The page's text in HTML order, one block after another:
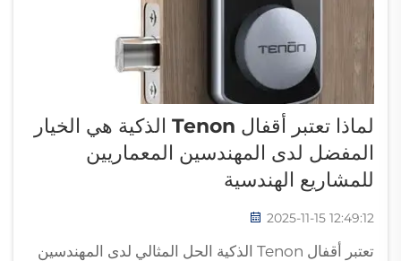
لماذا تعتبر أقفال Tenon الذكية هي الخيار
المفضل لدى المهندسين المعماريين
للمشاريع الهندسية
2025-11-15 12:49:12
تعتبر أقفال Tenon الذكية الحل المثالي لدى المهندسين